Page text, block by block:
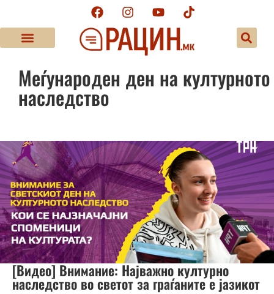
Меѓународен ден на културното
наследство
[Видео] Внимание: Најважно културно
наследство во светот за граѓаните е јазикот